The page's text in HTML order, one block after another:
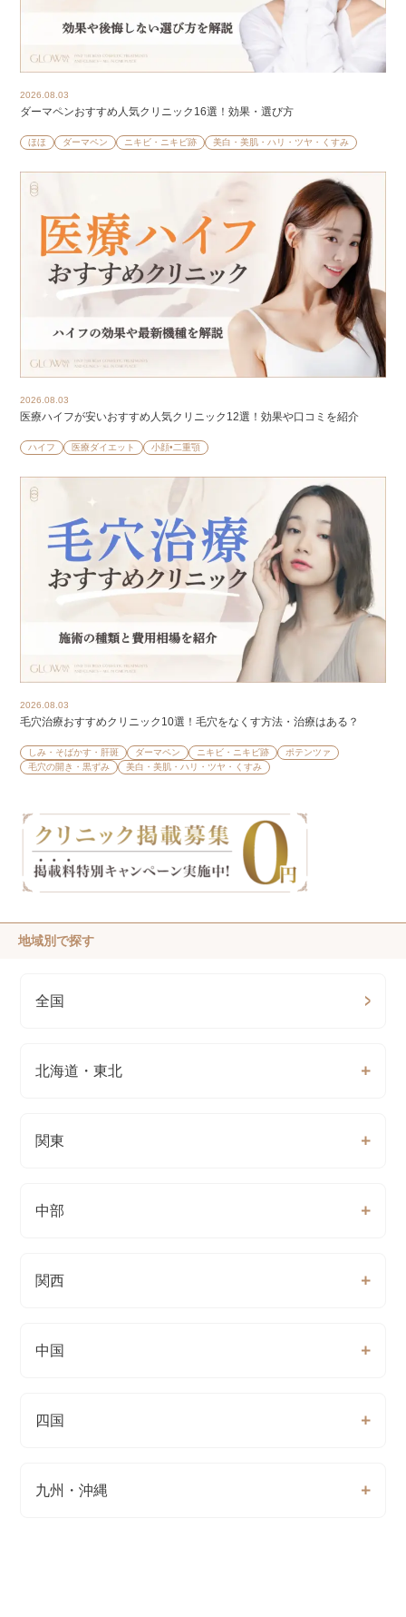
2026.08.03
ダーマペンおすすめ人気クリニック16選！効果・選び方
ほほ ダーマペン ニキビ・ニキビ跡 美白・美肌・ハリ・ツヤ・くすみ
2026.08.03
医療ハイフが安いおすすめ人気クリニック12選！効果や口コミを紹介
ハイフ 医療ダイエット 小顔•二重顎
2026.08.03
毛穴治療おすすめクリニック10選！毛穴をなくす方法・治療はある？
しみ・そばかす・肝斑 ダーマペン ニキビ・ニキビ跡
ポテンツァ
毛穴の開き・黒ずみ
美白・美肌・ハリ・ツヤ・くすみ
地域別で探す
全国
北海道・東北
関東
中部
関西
中国
四国
九州・沖縄